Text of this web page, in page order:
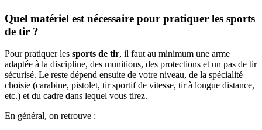
Quel matériel est nécessaire pour pratiquer les sports
de tir ?
Pour pratiquer les sports de tir, il faut au minimum une arme
adaptée à la discipline, des munitions, des protections et un pas de tir
sécurisé. Le reste dépend ensuite de votre niveau, de la spécialité
choisie (carabine, pistolet, tir sportif de vitesse, tir à longue distance,
etc.) et du cadre dans lequel vous tirez.
En général, on retrouve :